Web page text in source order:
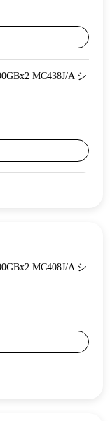
MC438J/A シ
MC408J/A シ